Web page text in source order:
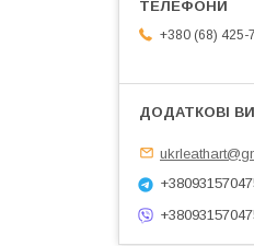
+380 (68) 425-